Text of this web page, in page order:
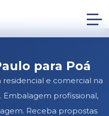
para Poá
e comercial na
Embalagem profissional,
Receba propostas